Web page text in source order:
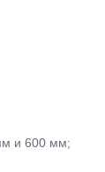
и 600 мм;